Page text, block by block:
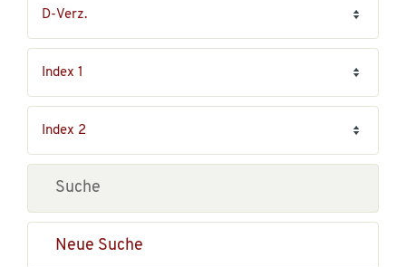
Neue Suche